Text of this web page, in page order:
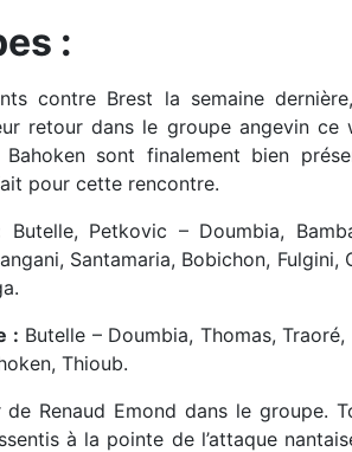
:
contre Brest la semaine
retour dans le groupe angevin ce
sont finalement bien
pour cette rencontre.
Butelle, Petkovic – Doumbia,
Santamaria, Bobichon, Fulgini,
: Butelle – Doumbia, Thomas,
Thioub.
de Renaud Emond dans le groupe.
à la pointe de l’attaque